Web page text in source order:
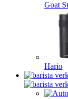
Goat
Hario